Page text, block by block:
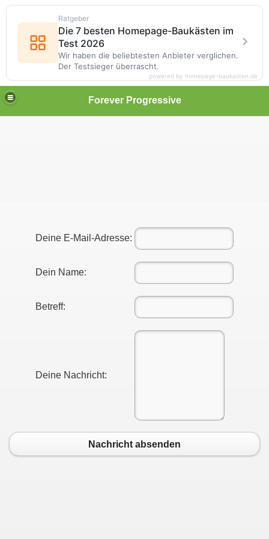
Forever Progressive
Deine E-Mail-Adresse:
Dein Name:
Betreff:
Deine Nachricht:
Nachricht absenden
Ratgeber
Die 7 besten Homepage-Baukästen im
Test 2026
Wir haben die beliebtesten Anbieter verglichen.
Der Testsieger überrascht.
powered by homepage-baukasten.de